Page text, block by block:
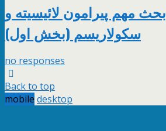
آرش پارسی: 4 بحث مهم پیرامون لائیسیته و
سکولاریسم (بخش اول)
no responses
Back to top
mobile desktop